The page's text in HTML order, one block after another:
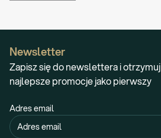
Newsletter
Zapisz się do newslettera i otrzymuj
najlepsze promocje jako pierwszy
Adres email